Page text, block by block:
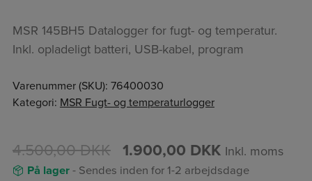
MSR 145BH5 Datalogger for fugt- og temperatur.
Inkl. opladeligt batteri, USB-kabel, program
Varenummer (SKU): 76400030
Kategori: MSR Fugt- og temperaturlogger
4.500,00DKK 1.900,00 DKK Inkl. moms
På lager- Sendes inden for 1-2 arbejdsdage